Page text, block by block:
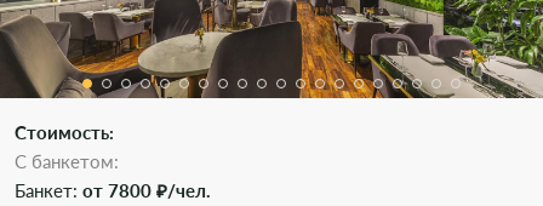
Стоимость:
С банкетом:
Банкет: от 7800 ₽/чел.